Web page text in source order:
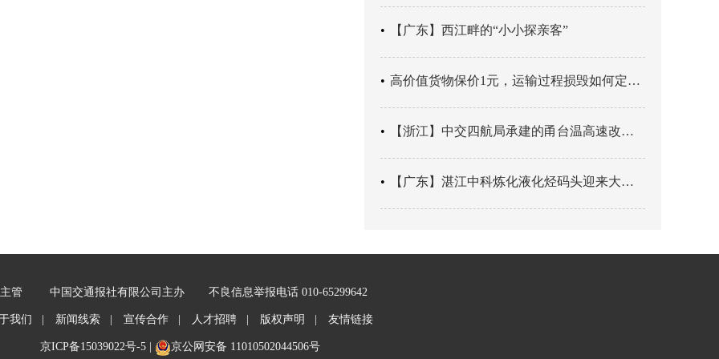
【广东】西江畔的“小小探亲客”
高价值货物保价1元，运输过程损毁如何定责？
【浙江】中交四航局承建的甬台温高速改扩建工程台州南段TJ06标段恢复双向通行
【广东】湛江中科炼化液化烃码头迎来大型外贸液化气船首靠
管 中国交通报社有限公司主办 不良信息举报电话 010-65299642
我们 | 新闻线索 | 宣传合作 | 人才招聘 | 版权声明 | 友情链接
京ICP备15039022号-5| 京公网安备 11010502044506号